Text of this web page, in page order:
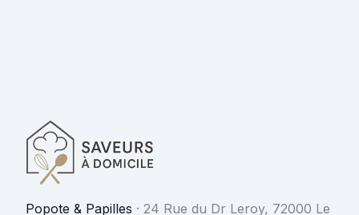
Popote & Papilles · 24 Rue du Dr Leroy, 72000 Le